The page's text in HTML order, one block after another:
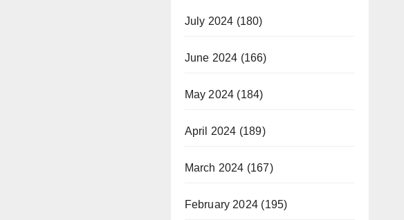
July 2024 (180)
June 2024 (166)
May 2024 (184)
April 2024 (189)
March 2024 (167)
February 2024 (195)